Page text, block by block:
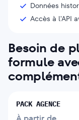
Données
Accès à l'API
Besoin de
formule
PACK AGENCE